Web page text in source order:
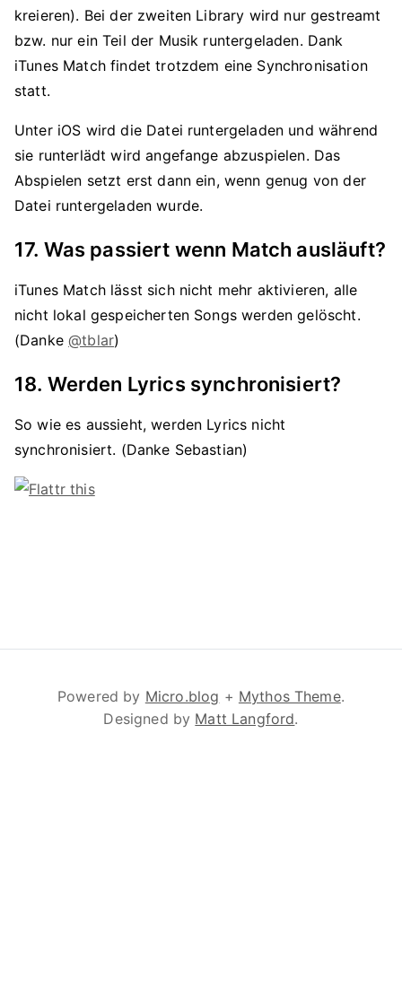
kreieren). Bei der zweiten Library wird nur gestreamt
bzw. nur ein Teil der Musik runtergeladen. Dank
iTunes Match findet trotzdem eine Synchronisation
statt.
Unter iOS wird die Datei runtergeladen und während
sie runterlädt wird angefange abzuspielen. Das
Abspielen setzt erst dann ein, wenn genug von der
Datei runtergeladen wurde.
17. Was passiert wenn Match ausläuft?
iTunes Match lässt sich nicht mehr aktivieren, alle
nicht lokal gespeicherten Songs werden gelöscht.
(Danke@tblar)
18. Werden Lyrics synchronisiert?
So wie es aussieht, werden Lyrics nicht
synchronisiert. (Danke Sebastian)
Powered by Micro.blog + Mythos Theme.
Designed by Matt Langford.